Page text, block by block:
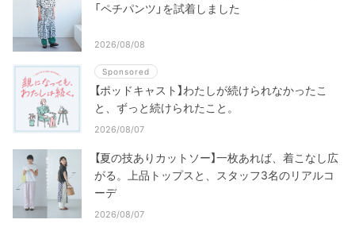
「ペチパンツ」を試着しました
2026/08/08
Sponsored
【ポッドキャスト】わたしが続けられなかったこ
と、ずっと続けられたこと。
2026/08/07
【夏の技ありカットソー】一枚あれば、着こなし広
がる。上品トップスと、スタッフ3名のリアルコ
ーデ
2026/08/07